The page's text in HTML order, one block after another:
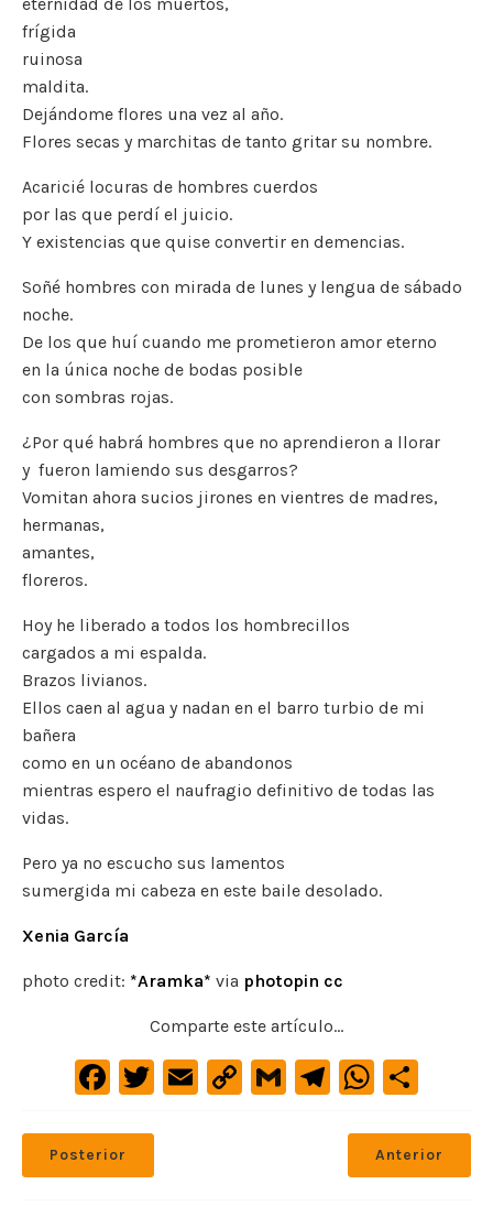
frígida
ruinosa
maldita.
Dejándome flores una vez al año.
Flores secas y marchitas de tanto gritar su nombre.
Acaricié locuras de hombres cuerdos
por las que perdí el juicio.
Y existencias que quise convertir en demencias.
Soñé hombres con mirada de lunes y lengua de sábado
noche.
De los que huí cuando me prometieron amor eterno
en la única noche de bodas posible
con sombras rojas.
¿Por qué habrá hombres que no aprendieron a llorar
y fueron lamiendo sus desgarros?
Vomitan ahora sucios jirones en vientres de madres,
hermanas,
amantes,
floreros.
Hoy he liberado a todos los hombrecillos
cargados a mi espalda.
Brazos livianos.
Ellos caen al agua y nadan en el barro turbio de mi
bañera
como en un océano de abandonos
mientras espero el naufragio definitivo de todas las
vidas.
Pero ya no escucho sus lamentos
sumergida mi cabeza en este baile desolado.
Xenia García
photo credit: *Aramka* via photopin cc
Comparte este artículo...
F
c
e
T
E
C G Te
gr
a
W
at
s
m
p
Posterior Anterior